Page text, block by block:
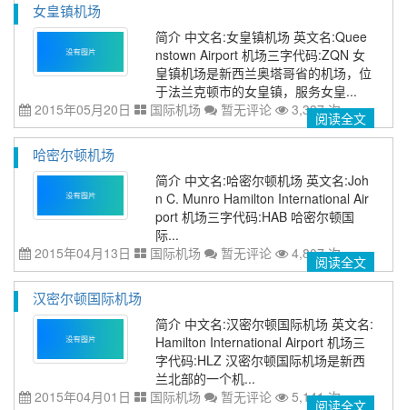
女皇镇机场
简介 中文名:女皇镇机场 英文名:Quee
nstown Airport 机场三字代码:ZQN 女
皇镇机场是新西兰奥塔哥省的机场，位
于法兰克顿市的女皇镇，服务女皇...
2015年05月20日
国际机场 暂无评论 3,337 次阅读全文
哈密尔顿机场
简介 中文名:哈密尔顿机场 英文名:Joh
n C. Munro Hamilton International Air
port 机场三字代码:HAB 哈密尔顿国
际...
2015年04月13日
国际机场 暂无评论 4,807 次阅读全文
汉密尔顿国际机场
简介 中文名:汉密尔顿国际机场 英文名:
Hamilton International Airport 机场三
字代码:HLZ 汉密尔顿国际机场是新西
兰北部的一个机...
2015年04月01日
国际机场 暂无评论 5,141 次阅读全文